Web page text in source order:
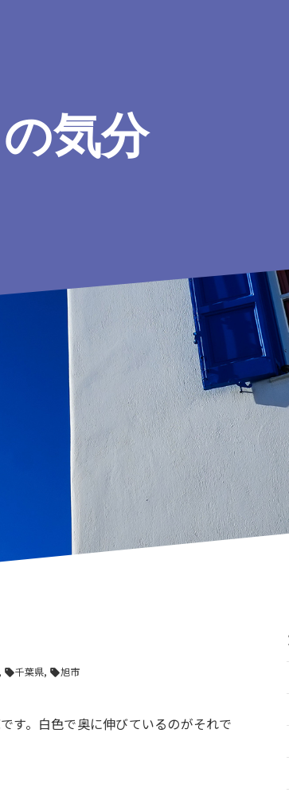
気分
sell千葉県 sell旭市
す。白色で奥に伸びているのがそれで